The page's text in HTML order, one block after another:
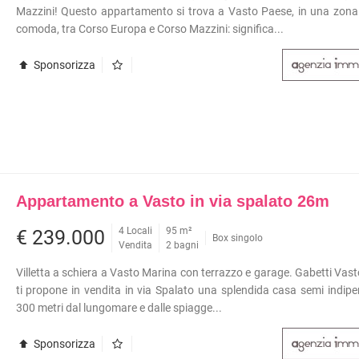
COMMERCIALI IN GESTIONE
METROPOLITANA
VILLETTE A SCHIERA
Mazzini! Questo appartamento si trova a Vasto Paese, in una
comoda, tra Corso Europa e Corso Mazzini: significa...
Sponsorizza
Appartamento a Vasto in via spalato 26m
€ 239.000
4 Locali
Vendita
95 m²
2 bagni
Box singolo
Villetta a schiera a Vasto Marina con terrazzo e garage. Gabetti
ti propone in vendita in via Spalato una splendida casa semi
300 metri dal lungomare e dalle spiagge...
Sponsorizza